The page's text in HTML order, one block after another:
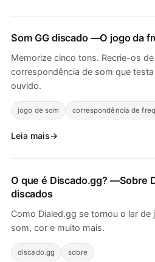
Som GG discado—O jogo da
Memorize cinco tons. Recrie-os
correspondência de som que
ouvido.
jogo de som correspondência de
Leia mais
O que é Discado.gg? —Sobre
discados
Como Dialed.gg se tornou o lar
som, cor e muito mais.
discado.gg sobre